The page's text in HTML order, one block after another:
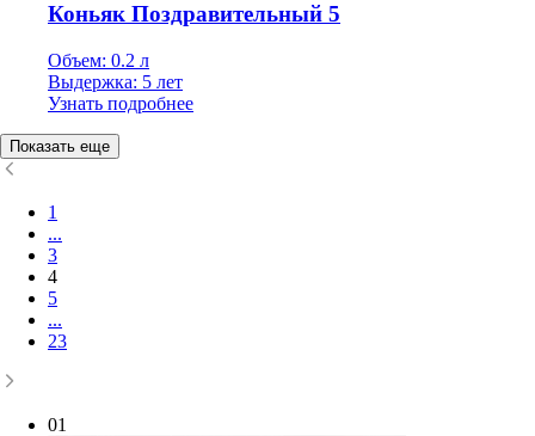
Коньяк Поздравительный 5
Объем: 0.2 л
Выдержка: 5 лет
Узнать подробнее
Показать еще
1
...
3
4
5
...
23
01